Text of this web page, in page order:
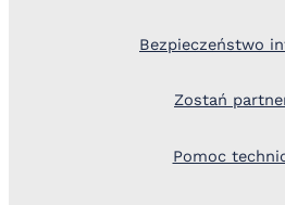
Bezpieczeństwo
Zostań
Pomoc